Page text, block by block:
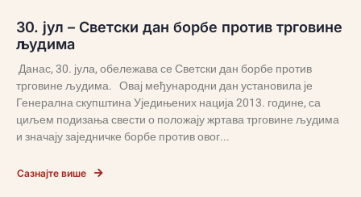
30. јул – Светски дан борбе против трговине
људима
Данас, 30. јула, обележава се Светски дан борбе против
трговине људима. Овај међународни дан установила је
Генерална скупштина Уједињених нација 2013. године, са
циљем подизања свести о положају жртава трговине људима
и значају заједничке борбе против овог...
Сазнајте више